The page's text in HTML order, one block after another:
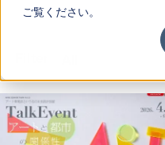
ご覧ください。